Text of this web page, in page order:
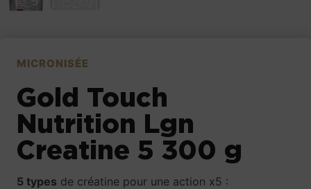
MICRONISÉE
Gold Touch
Nutrition Lgn
Creatine 5 300 g
5 types de créatine pour une action x5 :